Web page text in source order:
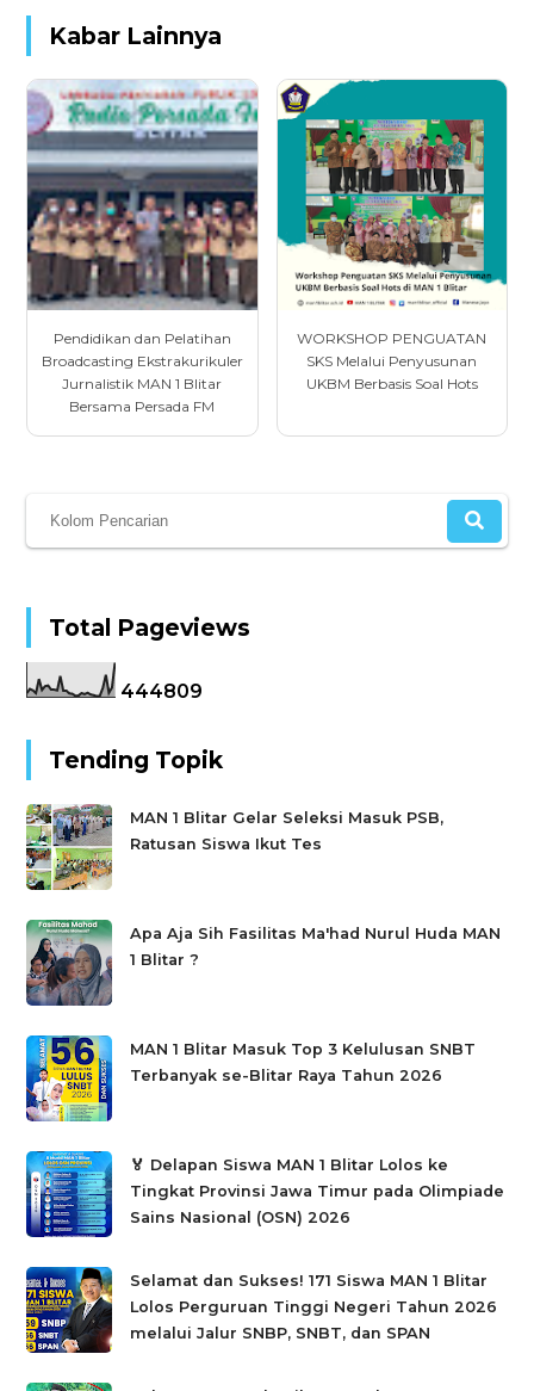
Kabar Lainnya
Pendidikan dan Pelatihan
Broadcasting Ekstrakurikuler
Jurnalistik MAN 1 Blitar
Bersama Persada FM
WORKSHOP PENGUATAN
SKS Melalui Penyusunan
UKBM Berbasis Soal Hots
Total Pageviews
444809
Tending Topik
MAN 1 Blitar Gelar Seleksi Masuk PSB,
Ratusan Siswa Ikut Tes
Apa Aja Sih Fasilitas Ma'had Nurul Huda MAN
1 Blitar ?
MAN 1 Blitar Masuk Top 3 Kelulusan SNBT
Terbanyak se-Blitar Raya Tahun 2026
🏅 Delapan Siswa MAN 1 Blitar Lolos ke
Tingkat Provinsi Jawa Timur pada Olimpiade
Sains Nasional (OSN) 2026
Selamat dan Sukses! 171 Siswa MAN 1 Blitar
Lolos Perguruan Tinggi Negeri Tahun 2026
melalui Jalur SNBP, SNBT, dan SPAN